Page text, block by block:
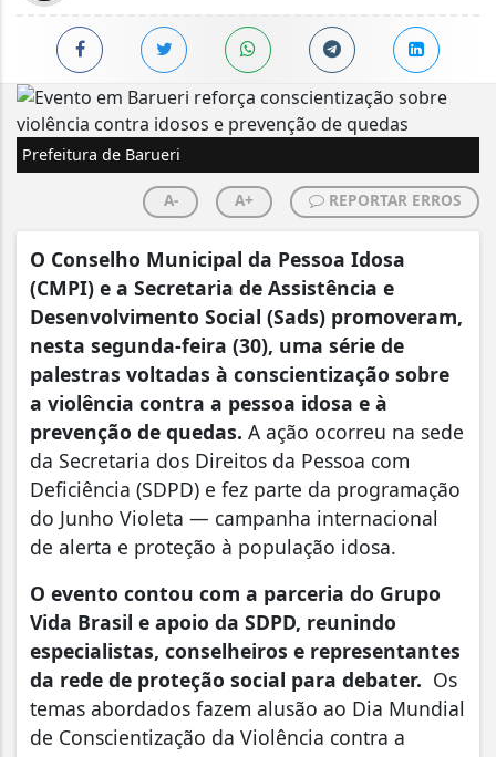
Prefeitura de Barueri
A- A+ REPORTAR ERROS
O Conselho Municipal da Pessoa Idosa
(CMPI) e a Secretaria de Assistência e
Desenvolvimento Social (Sads) promoveram,
nesta segunda-feira (30), uma série de
palestras voltadas à conscientização sobre
a violência contra a pessoa idosa e à
prevenção de quedas. A ação ocorreu na sede
da Secretaria dos Direitos da Pessoa com
Deficiência (SDPD) e fez parte da programação
do Junho Violeta — campanha internacional
de alerta e proteção à população idosa.
O evento contou com a parceria do Grupo
Vida Brasil e apoio da SDPD, reunindo
especialistas, conselheiros e representantes
da rede de proteção social para debater. Os
temas abordados fazem alusão ao Dia Mundial
de Conscientização da Violência contra a